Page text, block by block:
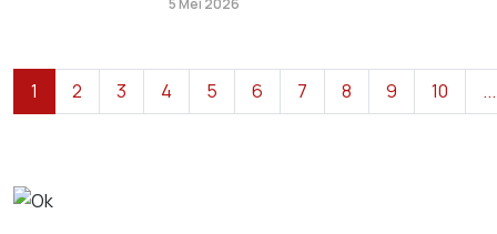
5 Mei 2026
1 2 3 4 5 6 7 8 9 10 ...